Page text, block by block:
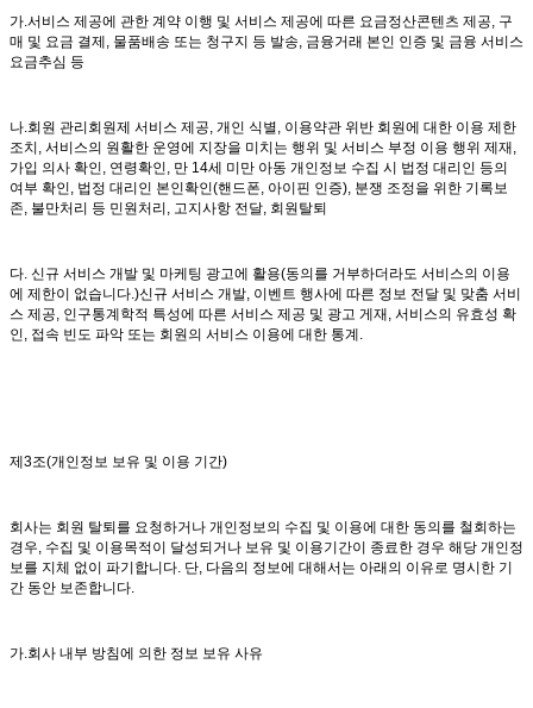
가.서비스 제공에 관한 계약 이행 및 서비스 제공에 따른 요금정산콘텐츠 제공, 구
매 및 요금 결제, 물품배송 또는 청구지 등 발송, 금융거래 본인 인증 및 금융 서비스
요금추심 등
나.회원 관리회원제 서비스 제공, 개인 식별, 이용약관 위반 회원에 대한 이용 제한
조치, 서비스의 원활한 운영에 지장을 미치는 행위 및 서비스 부정 이용 행위 제재,
가입 의사 확인, 연령확인, 만 14세 미만 아동 개인정보 수집 시 법정 대리인 등의
여부 확인, 법정 대리인 본인확인(핸드폰, 아이핀 인증), 분쟁 조정을 위한 기록보
존, 불만처리 등 민원처리, 고지사항 전달, 회원탈퇴
다. 신규 서비스 개발 및 마케팅 광고에 활용(동의를 거부하더라도 서비스의 이용
에 제한이 없습니다.)신규 서비스 개발, 이벤트 행사에 따른 정보 전달 및 맞춤 서비
스 제공, 인구통계학적 특성에 따른 서비스 제공 및 광고 게재, 서비스의 유효성 확
인, 접속 빈도 파악 또는 회원의 서비스 이용에 대한 통계.
제3조(개인정보 보유 및 이용 기간)
회사는 회원 탈퇴를 요청하거나 개인정보의 수집 및 이용에 대한 동의를 철회하는
경우, 수집 및 이용목적이 달성되거나 보유 및 이용기간이 종료한 경우 해당 개인정
보를 지체 없이 파기합니다. 단, 다음의 정보에 대해서는 아래의 이유로 명시한 기
간 동안 보존합니다.
가.회사 내부 방침에 의한 정보 보유 사유